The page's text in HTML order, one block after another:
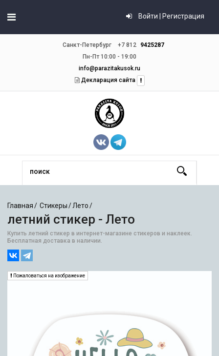
Войти | Регистрация
Санкт-Петербург +7 812
9425287
Пн-Пт 10:00 - 19:00
info@parazitakusok.ru
Декларация сайта
Главная Стикеры Лето
летний стикер - Лето
Купить летний стикер в интернет-магазине стикеров и наклеек.
Бесплатная доставка в наличии.
Пожаловаться на изображение